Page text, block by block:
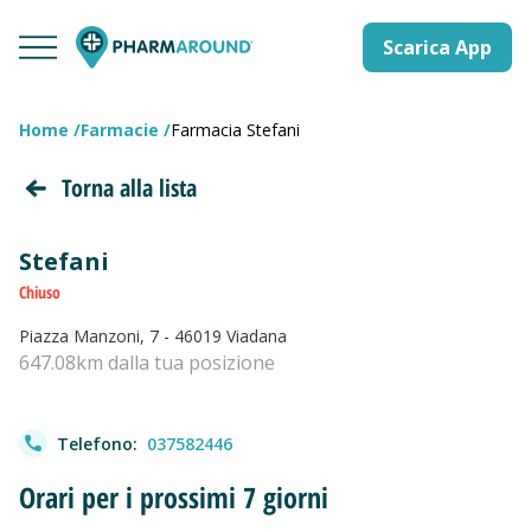
Scarica App
Home Farmacie Farmacia Stefani
Torna alla lista
Stefani
Chiuso
Piazza Manzoni, 7 - 46019 Viadana
647.08km dalla tua posizione
Telefono: 037582446
Orari per i prossimi 7 giorni